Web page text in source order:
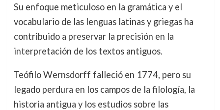
Su enfoque meticuloso en la gramática y el
vocabulario de las lenguas latinas y griegas ha
contribuido a preservar la precisión en la
interpretación de los textos antiguos.
Teófilo Wernsdorff falleció en 1774, pero su
legado perdura en los campos de la filología, la
historia antigua y los estudios sobre las